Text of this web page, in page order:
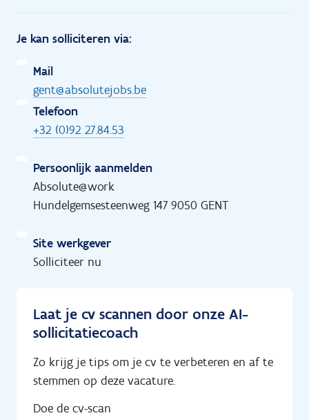
Je kan solliciteren via:
Mail
gent@absolutejobs.be
Telefoon
+32 (0)92 27.84.53
Persoonlijk aanmelden
Absolute@work
Hundelgemsesteenweg 147 9050 GENT
Site werkgever
Solliciteer nu
Laat je cv scannen door onze AI-
sollicitatiecoach
Zo krijg je tips om je cv te verbeteren en af te
stemmen op deze vacature.
Doe de cv-scan